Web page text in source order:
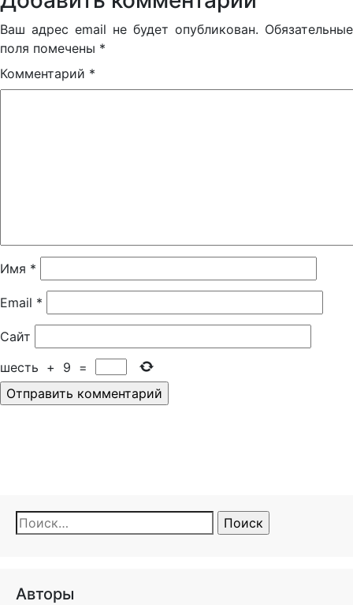
Ваш адрес email не будет опубликован. Обязательные
поля помечены *
Комментарий *
Имя *
Email *
Сайт
шесть + 9 =
Найти:
Авторы